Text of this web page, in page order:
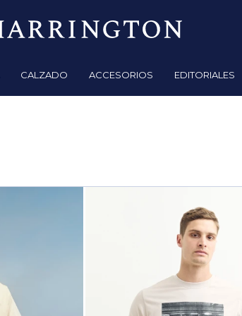
CALZADO ACCESORIOS EDITORIALES